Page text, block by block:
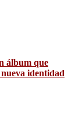
álbum que
identidad